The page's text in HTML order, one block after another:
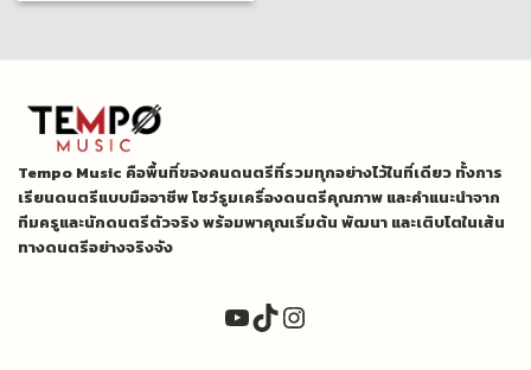
Tempo Music คือพื้นที่ของคนดนตรีที่รวมทุกอย่างไว้ในที่เดียว ทั้งการ
เรียนดนตรีแบบมืออาชีพ โชว์รูมเครื่องดนตรีคุณภาพ และคำแนะนำจาก
ทีมครูและนักดนตรีตัวจริง พร้อมพาคุณเริ่มต้น พัฒนา และเติบโตในเส้น
ทางดนตรีอย่างจริงจัง
YouTube
TikTok
Instagram